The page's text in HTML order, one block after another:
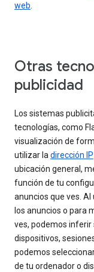
web.
Otras
publicidad
Los sistemas
tecnologías, como
visualización de
utilizar ladirección IP
ubicación general,
función de tu
anuncios que ves.
los anuncios o para
ves, podemos
dispositivos,
podemos
de tu ordenador o